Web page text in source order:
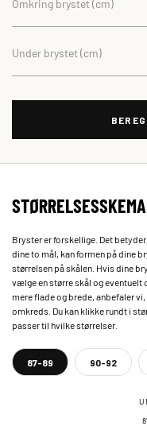
Omkring brystet (cm)
Under brystet (cm)
STØRRELSESSKEMA
Bryster er forskellige. Det
dine to mål, kan formen på dine
størrelsen på skålen. Hvis dine
vælge en større skål og eventuelt
mere flade og brede, anbefaler
omkreds. Du kan klikke rundt i
passer til hvilke størrelser.
87-89 90-92